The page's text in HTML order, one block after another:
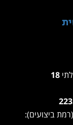
ביצועים):